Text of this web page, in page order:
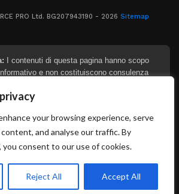
your browsing experience, serve
and analyse our traffic. By
you consent to our use of cookies.
Reject All Accept All
PRO Ltd. BG207943190 - 2026 Sitemap
I contenuti di questa pagina hanno scopo
e non costituiscono consulenza
e soggetti a variazioni in base al profilo del
si raccomanda di richiedere e leggere
SECCI (Informazioni Europee di
La concessione del credito è